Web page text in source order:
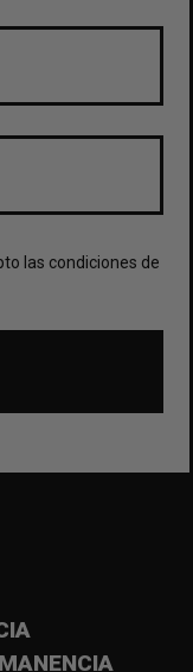
las condiciones de